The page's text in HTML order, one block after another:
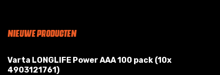
NIEUWE PRODUCTEN
Varta LONGLIFE Power AAA 100 pack (10x
4903121761)